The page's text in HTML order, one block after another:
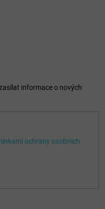
informace o nových
ochrany osobních